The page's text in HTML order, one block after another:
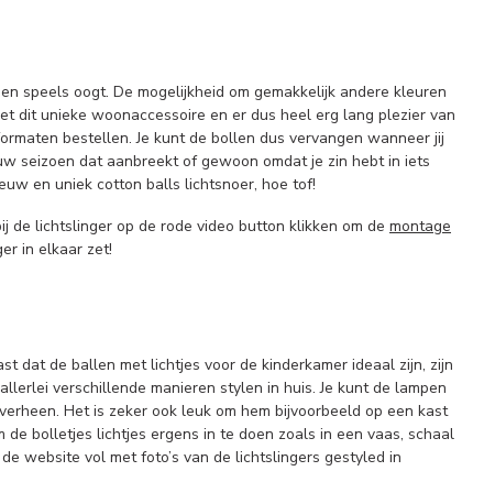
speels oogt. De mogelijkheid om gemakkelijk andere kleuren
dit unieke woonaccessoire en er dus heel erg lang plezier van
bestellen. Je kunt de bollen dus vervangen wanneer jij
seizoen dat aanbreekt of gewoon omdat je zin hebt in iets
en uniek cotton balls lichtsnoer, hoe tof!
de lichtslinger op de rode video button klikken om de montage
in elkaar zet!
dat de ballen met lichtjes voor de kinderkamer ideaal zijn, zijn
verschillende manieren stylen in huis. Je kunt de lampen
Het is zeker ook leuk om hem bijvoorbeeld op een kast
bolletjes lichtjes ergens in te doen zoals in een vaas, schaal
website vol met foto’s van de lichtslingers gestyled in